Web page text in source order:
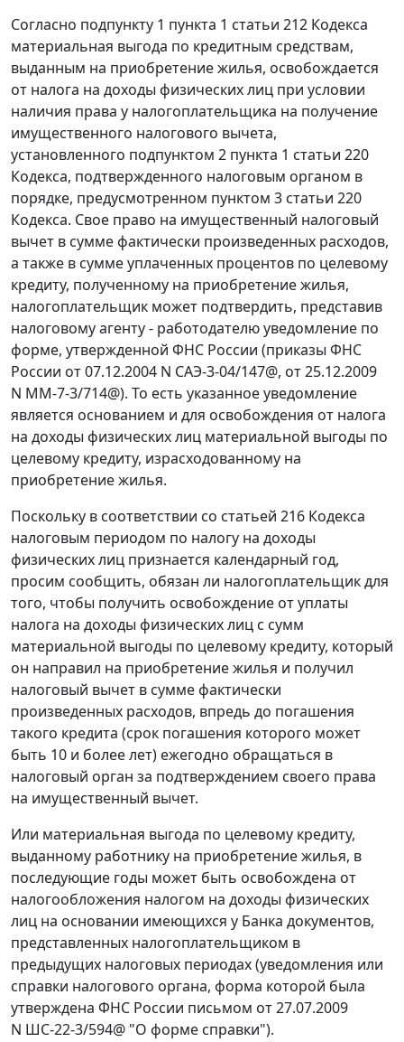
Согласно подпункту 1 пункта 1 статьи 212 Кодекса
материальная выгода по кредитным средствам,
выданным на приобретение жилья, освобождается
от налога на доходы физических лиц при условии
наличия права у налогоплательщика на получение
имущественного налогового вычета,
установленного подпунктом 2 пункта 1 статьи 220
Кодекса, подтвержденного налоговым органом в
порядке, предусмотренном пунктом 3 статьи 220
Кодекса. Свое право на имущественный налоговый
вычет в сумме фактически произведенных расходов,
а также в сумме уплаченных процентов по целевому
кредиту, полученному на приобретение жилья,
налогоплательщик может подтвердить, представив
налоговому агенту - работодателю уведомление по
форме, утвержденной ФНС России (приказы ФНС
России от 07.12.2004 N САЭ-3-04/147@, от 25.12.2009
N ММ-7-3/714@). То есть указанное уведомление
является основанием и для освобождения от налога
на доходы физических лиц материальной выгоды по
целевому кредиту, израсходованному на
приобретение жилья.
Поскольку в соответствии со статьей 216 Кодекса
налоговым периодом по налогу на доходы
физических лиц признается календарный год,
просим сообщить, обязан ли налогоплательщик для
того, чтобы получить освобождение от уплаты
налога на доходы физических лиц с сумм
материальной выгоды по целевому кредиту, который
он направил на приобретение жилья и получил
налоговый вычет в сумме фактически
произведенных расходов, впредь до погашения
такого кредита (срок погашения которого может
быть 10 и более лет) ежегодно обращаться в
налоговый орган за подтверждением своего права
на имущественный вычет.
Или материальная выгода по целевому кредиту,
выданному работнику на приобретение жилья, в
последующие годы может быть освобождена от
налогообложения налогом на доходы физических
лиц на основании имеющихся у Банка документов,
представленных налогоплательщиком в
предыдущих налоговых периодах (уведомления или
справки налогового органа, форма которой была
утверждена ФНС России письмом от 27.07.2009
N ШС-22-3/594@ "О форме справки").